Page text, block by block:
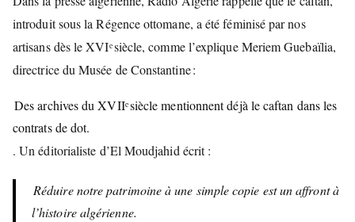
introduit sous la Régence ottomane, a été féminisé par nos
artisans dès le XVIᵉ siècle, comme l’explique Meriem Guebaïlia,
directrice du Musée de Constantine :
Des archives du XVIIᵉ siècle mentionnent déjà le caftan dans les
contrats de dot.
. Un éditorialiste d’El Moudjahid écrit :
Réduire notre patrimoine à une simple copie est un affront à
l’histoire algérienne.